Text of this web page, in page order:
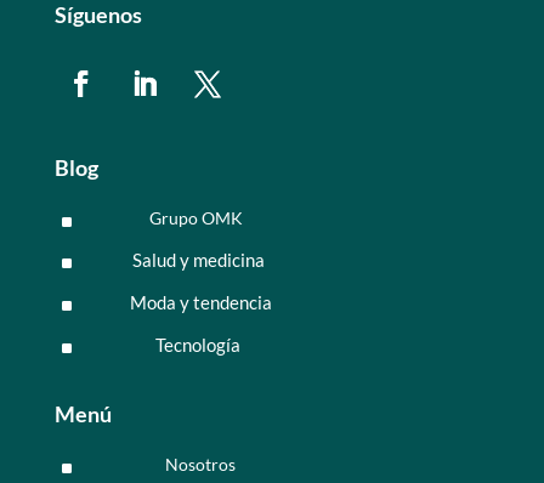
Síguenos
Blog
^ Grupo OMK
^ Salud y medicina
^ Moda y tendencia
^ Tecnología
Menú
^ Nosotros